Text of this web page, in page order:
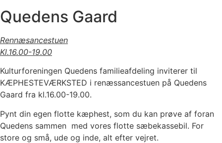
Quedens Gaard
Rennæsancestuen
Kl.16.00-19.00
Kulturforeningen Quedens familieafdeling inviterer til
KÆPHESTEVÆRKSTED i renæssancestuen på Quedens
Gaard fra kl.16.00-19.00.
Pynt din egen flotte kæphest, som du kan prøve af foran
Quedens sammen med vores flotte sæbekassebil. For
store og små, ude og inde, alt efter vejret.